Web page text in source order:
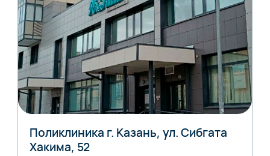
Поликлиника г. Казань, ул. Сибгата
Хакима, 52